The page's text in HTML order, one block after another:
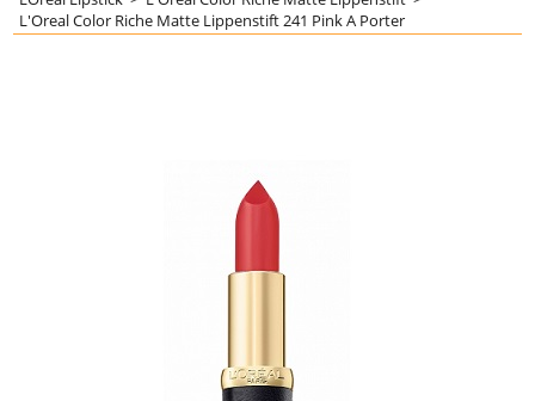
L'Oreal Color Riche Matte Lippenstift 241 Pink A Porter